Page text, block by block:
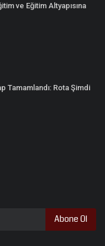
ve Eğitim Altyapısına
Tamamlandı: Rota Şimdi
Abone Ol